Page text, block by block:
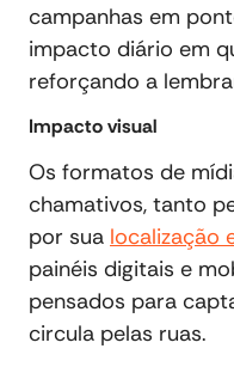
campanhas em
impacto diário em
reforçando a
Impacto visual
Os formatos de
chamativos, tanto
por sua localização
painéis digitais e
pensados para
circula pelas ruas.